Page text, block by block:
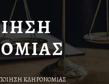
ΚΛΗΡΟΝΟΜΙΑΣ